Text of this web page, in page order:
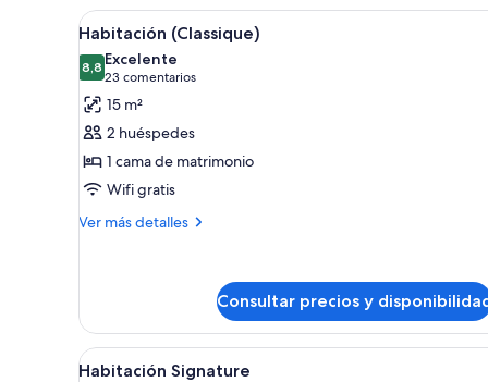
Abrir
todas
las
fotos
de
Habitación
(Classique)
Una habitación de hotel
4
Habitación (Classique)
8,88,8 de 10
Excelente
23 comentarios
(23 comentarios)
15 m²
2 huéspedes
1 cama de matrimonio
Wifi gratis
Ver más detalles
Más
Consultar precios y
Abrir
Habitación de hotel con una
5
Habitación Signature